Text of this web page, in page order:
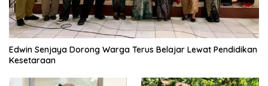
Edwin Senjaya Dorong Warga Terus Belajar Lewat Pendidikan
Kesetaraan